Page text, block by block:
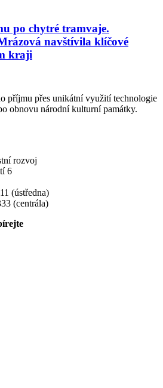
po chytré tramvaje.
navštívila klíčové
kraji
příjmu přes unikátní využití technologie
obnovu národní kulturní památky.
rozvoj
6
(ústředna)
(centrála)